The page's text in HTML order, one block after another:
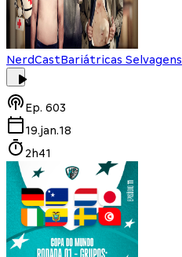
NerdCastBariátricas Selvagens
Ep. 603
19.jan.18
2h41